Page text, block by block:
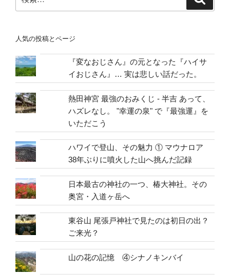
索:
人気の投稿とページ
『変なおじさん』の元となった『ハイサ
イおじさん』… 実は悲しい話だった。
熱田神宮 最強のおみくじ - 半吉 あって、
ハズレなし。 "幸運の泉" で『最強運』を
いただこう
ハワイで登山、その魅力 ① マウナロア
38年ぶりに噴火した山へ挑んだ記録
日本最古の神社の一つ、椿大神社。その
奥宮・入道ヶ岳へ
東谷山 尾張戸神社で見たのは初日の出？
ご来光？
山の花の記憶 ④シナノキンバイ